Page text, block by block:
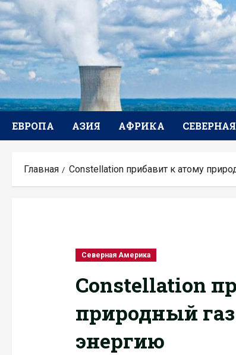
Перейти
к
содержимому
ЕВРОПА АЗИЯ АФРИКА
Главная Constellation прибавит к атому
Северная Америка
Constellation
природный
энергию